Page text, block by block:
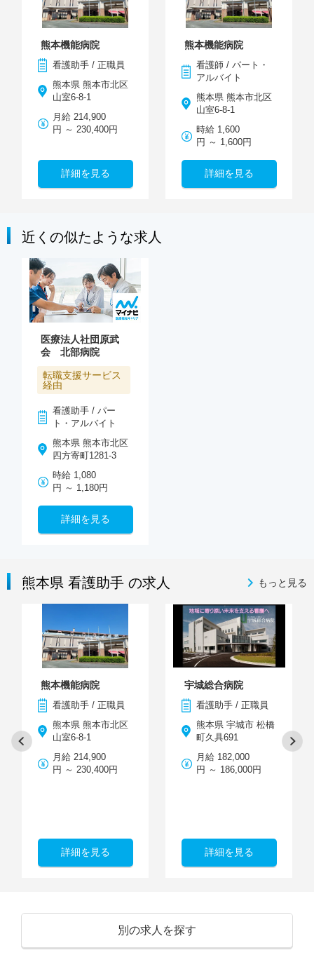
熊本機能病院
看護助手 / 正職員
熊本県 熊本市北区
山室6-8-1
月給 214,900
円 ～ 230,400円
詳細を見る
熊本機能病院
看護師 / パート・
アルバイト
熊本県 熊本市北区
山室6-8-1
時給 1,600
円 ～ 1,600円
詳細を見る
近くの似たような求人
医療法人社団原武
会 北部病院
転職支援サービス
経由
看護助手 / パー
ト・アルバイト
熊本県 熊本市北区
四方寄町1281-3
時給 1,080
円 ～ 1,180円
詳細を見る
熊本県 看護助手 の求人 もっと見る
熊本機能病院
看護助手 / 正職員
熊本県 熊本市北区
山室6-8-1
月給 214,900
円 ～ 230,400円
詳細を見る
宇城総合病院
看護助手 / 正職員
熊本県 宇城市 松橋
町久具691
月給 182,000
円 ～ 186,000円
詳細を見る
別の求人を探す